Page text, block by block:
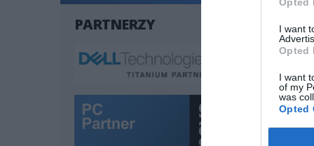
I want
Opted
I want
of my
was
Opted
PARTNERZY
Dane
Pomoc